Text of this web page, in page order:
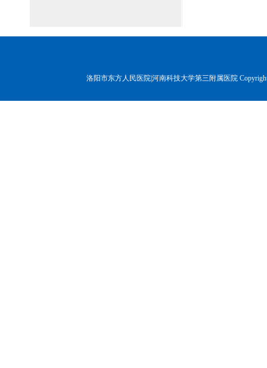
洛阳市东方人民医院|河南科技大学第三附属医院